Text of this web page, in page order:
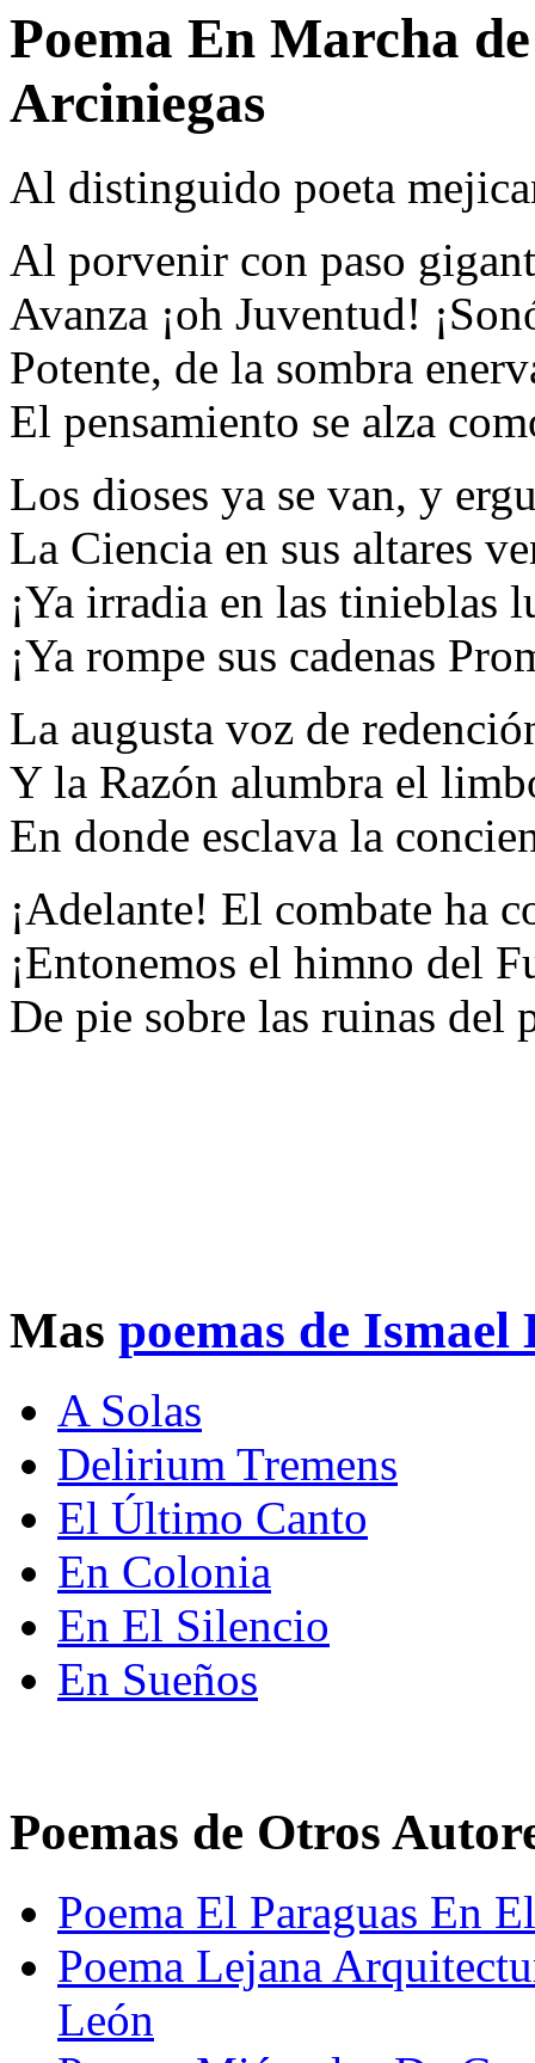
Poema En Marcha
Arciniegas
Al distinguido poeta
Al porvenir con paso
Avanza ¡oh Juventud!
Potente, de la sombra
El pensamiento se alza
Los dioses ya se van, y
La Ciencia en sus altares
¡Ya irradia en las tinieblas
¡Ya rompe sus cadenas
La augusta voz de
Y la Razón alumbra el
En donde esclava la
¡Adelante! El combate ha
¡Entonemos el himno del
De pie sobre las ruinas del
Mas poemas de
A Solas
Delirium Tremens
El Último Canto
En Colonia
En El Silencio
En Sueños
Poemas de Otros
Poema El Paraguas En
Poema Lejana
León